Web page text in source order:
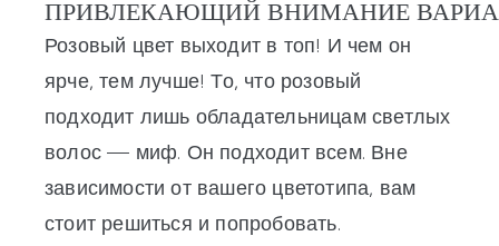
ПРИВЛЕКАЮЩИЙ ВНИМАНИЕ
Розовый цвет выходит в топ! И чем он
ярче, тем лучше! То, что розовый
подходит лишь обладательницам светлых
волос — миф. Он подходит всем. Вне
зависимости от вашего цветотипа, вам
стоит решиться и попробовать.